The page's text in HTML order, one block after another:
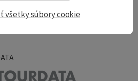
všetky súbory cookie